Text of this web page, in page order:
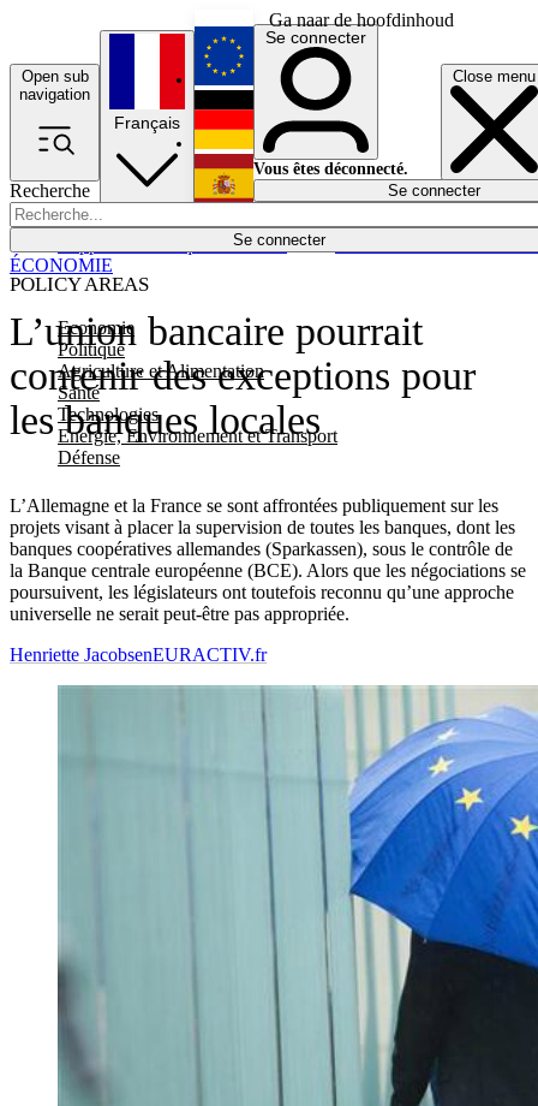
Ga naar de hoofdinhoud
Open sub
navigation
Close menu
Recherche
Se connecter
POLICY AREAS
Economie
Politique
Agriculture et Alimentation
Santé
Technologies
Energie, Environnement et Transport
Défense
Économie
Français
English
Deutsch
Español
Se connecter
Vous êtes déconnecté.
Se connecter
L’union bancaire pourrait
contenir des exceptions pour
les banques locales
L’Allemagne et la France se sont affrontées publiquement sur les
projets visant à placer la supervision de toutes les banques, dont les
banques coopératives allemandes (Sparkassen), sous le contrôle de
la Banque centrale européenne (BCE). Alors que les négociations se
poursuivent, les législateurs ont toutefois reconnu qu’une approche
universelle ne serait peut-être pas appropriée.
ÉCONOMIE
Henriette JacobsenEURACTIV.fr